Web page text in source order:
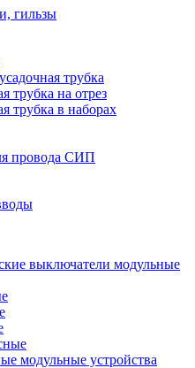
гильзы
трубка
трубка на отрез
трубка в наборах
провода СИП
выключатели модульные
модульные устройства